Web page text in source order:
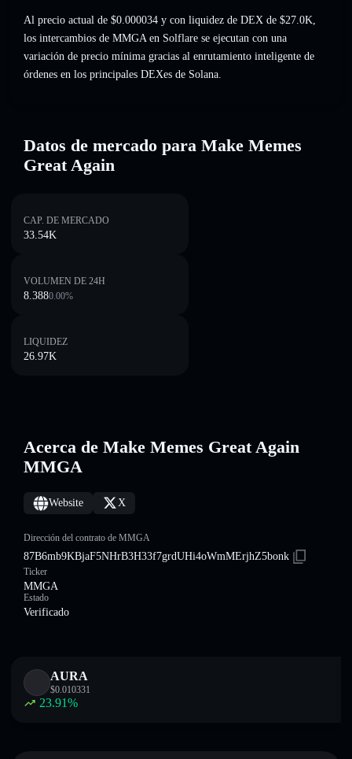
Al precio actual de $0.000034 y con liquidez de DEX de $27.0K,
los intercambios de MMGA en Solflare se ejecutan con una
variación de precio mínima gracias al enrutamiento inteligente de
órdenes en los principales DEXes de Solana.
Datos de mercado para Make Memes
Great Again
CAP. DE MERCADO
33.54K
VOLUMEN DE 24H
8.3880.00%
LIQUIDEZ
26.97K
Acerca de Make Memes Great Again
MMGA
Website X
Dirección del contrato de MMGA
87B6mb9KBjaF5NHrB3H33f7grdUHi4oWmMErjhZ5bonk
Ticker
MMGA
Estado
Verificado
AURA
$0.010331
23.91%